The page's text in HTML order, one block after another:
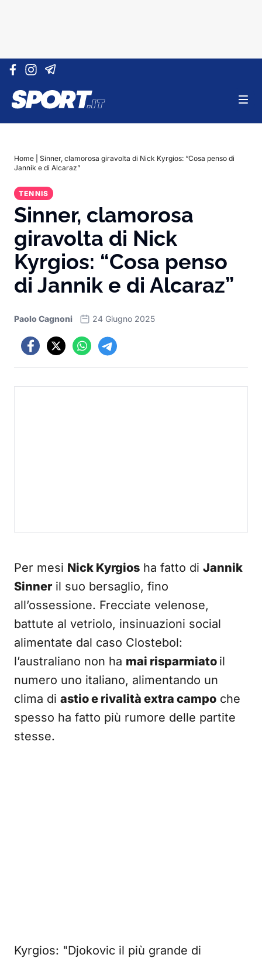
Vai al contenuto
Home
Sinner, clamorosa giravolta di Nick Kyrgios: “Cosa penso di
Jannik e di Alcaraz”
TENNIS
Sinner, clamorosa
giravolta di Nick
Kyrgios: “Cosa penso
di Jannik e di Alcaraz”
Paolo Cagnoni 24 Giugno 2025
Per mesi Nick Kyrgios ha fatto di Jannik
Sinner il suo bersaglio, fino
all’ossessione. Frecciate velenose,
battute al vetriolo, insinuazioni social
alimentate dal caso Clostebol:
l’australiano non ha mai risparmiato il
numero uno italiano, alimentando un
clima di astio e rivalità extra campo che
spesso ha fatto più rumore delle partite
stesse.
Kyrgios: "Djokovic il più grande di